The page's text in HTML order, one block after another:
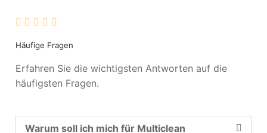
Häufige Fragen
Erfahren Sie die wichtigsten Antworten auf die
häufigsten Fragen.
Warum soll ich mich für Multiclean